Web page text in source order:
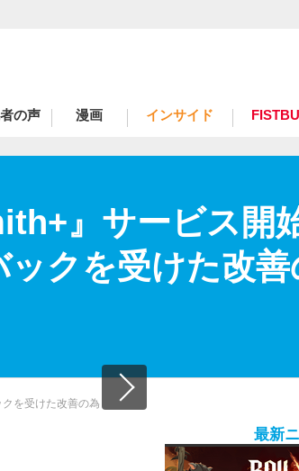
の声 漫画 インサイド
』サービス開
クを受けた改善
最新